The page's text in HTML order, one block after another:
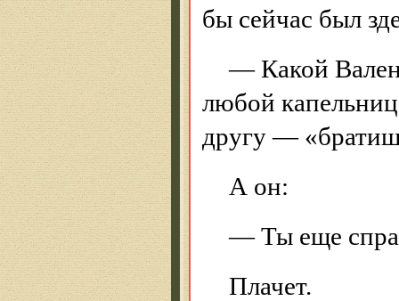
бы сейчас был
— Какой
любой
другу —
А он:
— Ты еще
Плачет.